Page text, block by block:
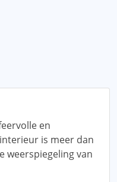
en
is meer dan
weerspiegeling van